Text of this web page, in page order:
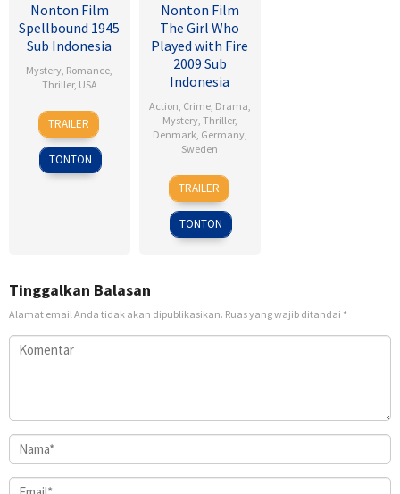
Nonton Film
Spellbound 1945
Sub Indonesia
Mystery, Romance,
Thriller, USA
8
Nov
1945
Alfred
Hitchcock
TRAILER
TONTON
Nonton Film
The Girl Who
Played with Fire
2009 Sub
Indonesia
Action, Crime, Drama,
Mystery, Thriller,
Denmark, Germany,
Sweden
18
Sep
2009
Daniel
Alfredson
TRAILER
TONTON
Tinggalkan Balasan
Alamat email Anda tidak akan dipublikasikan. Ruas yang wajib ditandai *